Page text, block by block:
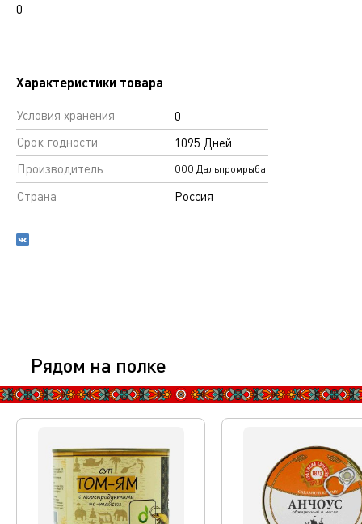
0
Характеристики товара
Условия хранения
0
Срок годности
1095 Дней
Производитель
ООО Дальпромрыба
Страна Россия
Рядом на полке